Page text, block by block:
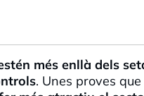
més enllà dels
. Unes proves